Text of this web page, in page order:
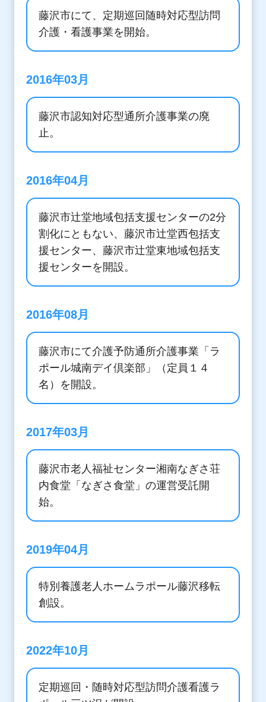
藤沢市にて、定期巡回随時対応型訪問
介護・看護事業を開始。
2016年03月
藤沢市認知対応型通所介護事業の廃
止。
2016年04月
藤沢市辻堂地域包括支援センターの2分
割化にともない、藤沢市辻堂西包括支
援センター、藤沢市辻堂東地域包括支
援センターを開設。
2016年08月
藤沢市にて介護予防通所介護事業「ラ
ポール城南デイ倶楽部」（定員１４
名）を開設。
2017年03月
藤沢市老人福祉センター湘南なぎさ荘
内食堂「なぎさ食堂」の運営受託開
始。
2019年04月
特別養護老人ホームラポール藤沢移転
創設。
2022年10月
定期巡回・随時対応型訪問介護看護ラ